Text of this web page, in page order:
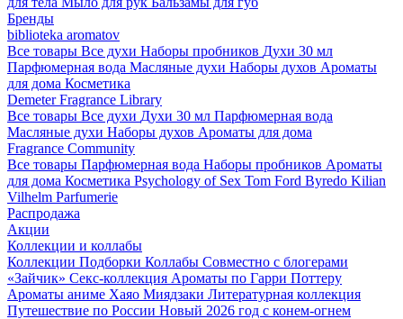
Бренды
biblioteka aromatov
Все товары Все духи Наборы пробников Духи 30 мл
Парфюмерная вода Масляные духи Наборы духов Ароматы
для дома Косметика
Demeter Fragrance Library
Все товары Все духи Духи 30 мл Парфюмерная вода
Масляные духи Наборы духов Ароматы для дома
Fragrance Community
Все товары Парфюмерная вода Наборы пробников Ароматы
для дома Косметика Psychology of Sex Tom Ford Byredo Kilian
Vilhelm Parfumerie
Распродажа
Акции
Коллекции и коллабы
Коллекции Подборки Коллабы Совместно с блогерами
«Зайчик» Секс-коллекция Ароматы по Гарри Поттеру
Ароматы аниме Хаяо Миядзаки Литературная коллекция
Путешествие по России Новый 2026 год с конем-огнем